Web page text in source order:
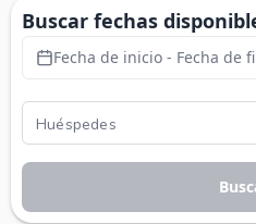
Buscar fechas
Fecha de inicio - Fecha de